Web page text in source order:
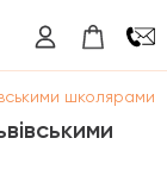
школярами